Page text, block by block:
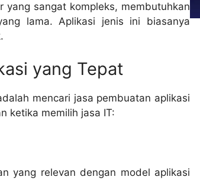
yang sangat kompleks, membutuhkan
lama. Aplikasi jenis ini biasanya
yang Tepat
mencari jasa pembuatan aplikasi
ketika memilih jasa IT:
yang relevan dengan model aplikasi